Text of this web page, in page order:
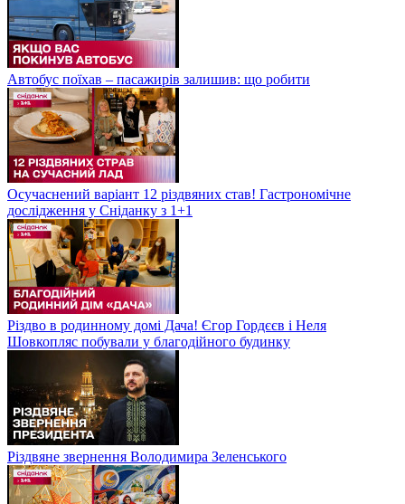
Автобус поїхав – пасажирів залишив: що робити
Осучаснений варіант 12 різдвяних став! Гастрономічне
дослідження у Сніданку з 1+1
Різдво в родинному домі Дача! Єгор Гордєєв і Неля
Шовкопляс побували у благодійного будинку
Різдвяне звернення Володимира Зеленського